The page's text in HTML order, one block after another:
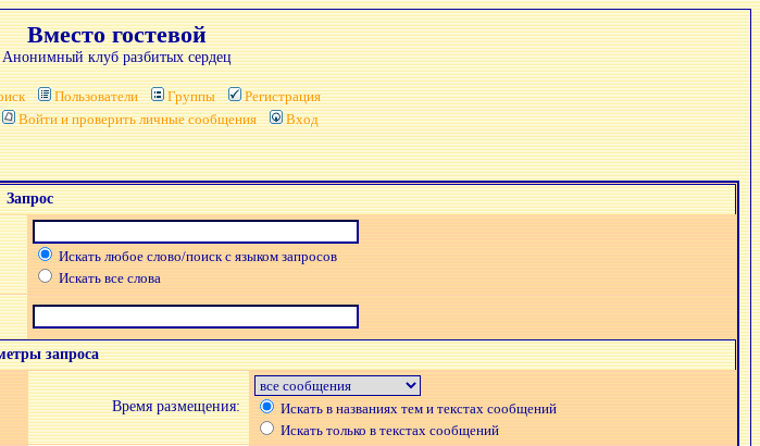
Вместо гостевой
Анонимный клуб разбитых сердец
Пользователи Группы
Регистрация
Войти и проверить личные сообщения Вход
Запрос
Искать любое слово/поиск с языком запросов
Искать все слова
запроса
Время размещения:
Искать в названиях тем и текстах сообщений
Искать только в текстах сообщений